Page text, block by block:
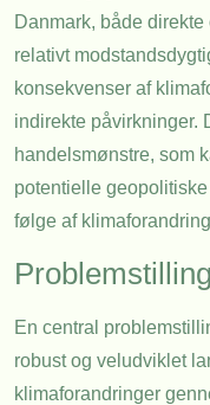
Danmark, både
relativt
konsekvenser af
indirekte påvirkninger.
handelsmønstre, som
potentielle
følge af
Problemstilling
En central
robust og veludviklet
klimaforandringer